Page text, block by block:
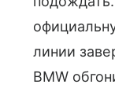
линии
BMW